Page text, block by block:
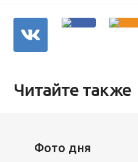
Читайте также
Фото дня